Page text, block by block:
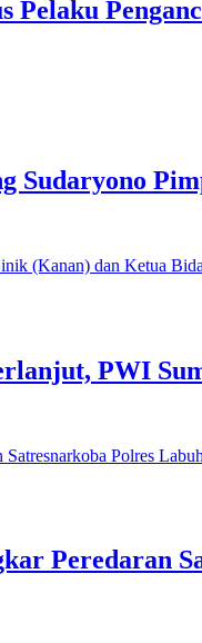
Pelaku
Sudaryono
PWI
Peredaran